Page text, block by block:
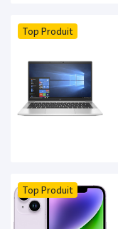
Top Produit
Top Produit